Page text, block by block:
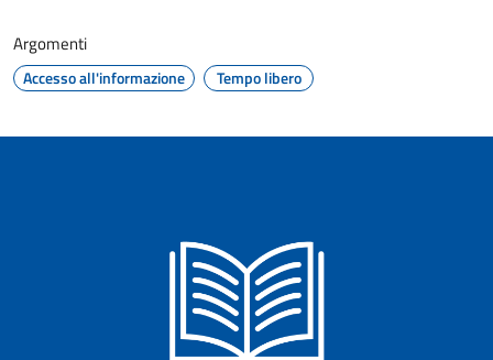
Argomenti
Accesso all'informazione Tempo libero